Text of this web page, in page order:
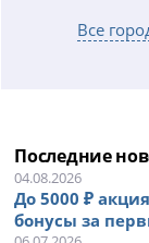
Все
Последние
04.08.2026
До 5000 ₽
бонусы за